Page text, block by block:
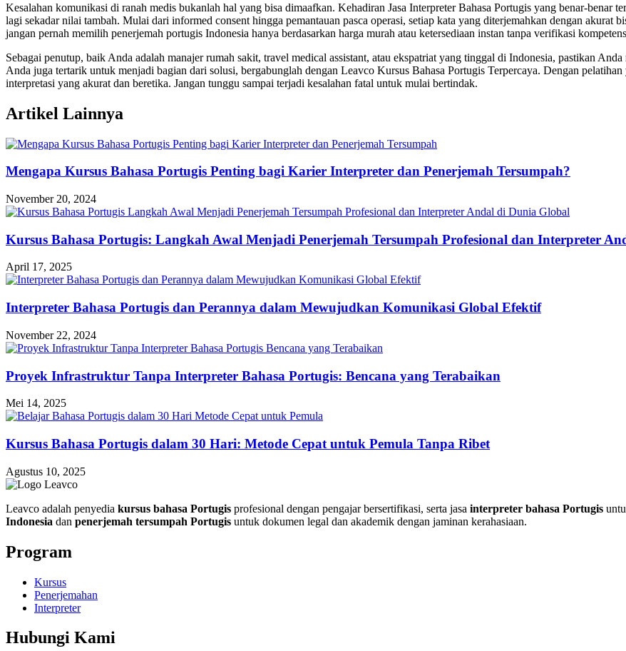
Kesalahan komunikasi di ranah medis bukanlah hal yang bisa dimaafkan. Kehadiran Jasa Interpreter Bahasa Portugis yang benar-benar
lagi sekadar nilai tambah. Mulai dari informed consent hingga pemantauan pasca operasi, setiap kata yang diterjemahkan dengan akurat
jangan pernah memilih penerjemah portugis Indonesia hanya berdasarkan harga murah atau ketersediaan instan tanpa verifikasi
Sebagai penutup, baik Anda adalah manajer rumah sakit, travel medical assistant, atau ekspatriat yang tinggal di Indonesia, pastikan
Anda juga tertarik untuk menjadi bagian dari solusi, bergabunglah dengan Leavco Kursus Bahasa Portugis Terpercaya. Dengan
interpretasi yang akurat dan beretika. Jangan tunggu sampai terjadi kesalahan fatal untuk mulai bertindak.
Artikel Lainnya
Mengapa Kursus Bahasa Portugis Penting bagi Karier Interpreter dan Penerjemah Tersumpah?
November 20, 2024
Kursus Bahasa Portugis: Langkah Awal Menjadi Penerjemah Tersumpah Profesional dan Interpreter
April 17, 2025
Interpreter Bahasa Portugis dan Perannya dalam Mewujudkan Komunikasi Global Efektif
November 22, 2024
Proyek Infrastruktur Tanpa Interpreter Bahasa Portugis: Bencana yang Terabaikan
Mei 14, 2025
Kursus Bahasa Portugis dalam 30 Hari: Metode Cepat untuk Pemula Tanpa Ribet
Agustus 10, 2025
Leavco adalah penyedia kursus bahasa Portugis profesional dengan pengajar bersertifikasi, serta jasa interpreter bahasa Portugis
Indonesia dan penerjemah tersumpah Portugis untuk dokumen legal dan akademik dengan jaminan kerahasiaan.
Program
Kursus
Penerjemahan
Interpreter
Hubungi Kami